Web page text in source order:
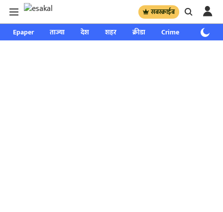
सबस्क्राईब
Epaper ताज्या देश शहर क्रीडा Crime साप्ताहिक